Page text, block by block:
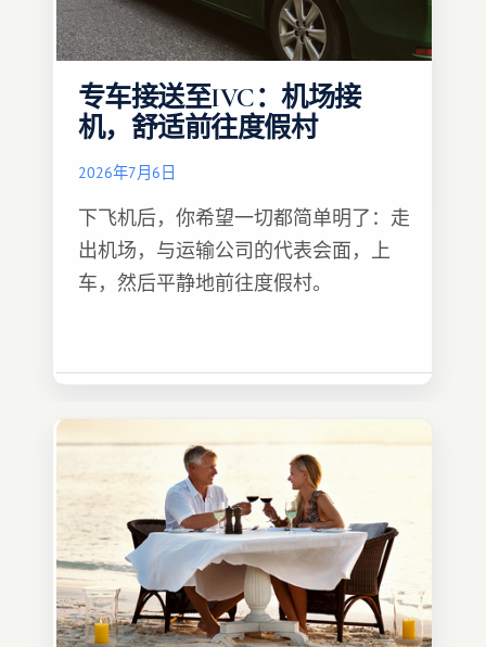
专车接送至IVC：机场接
机，舒适前往度假村
2026年7月6日
下飞机后，你希望一切都简单明了：走
出机场，与运输公司的代表会面，上
车，然后平静地前往度假村。